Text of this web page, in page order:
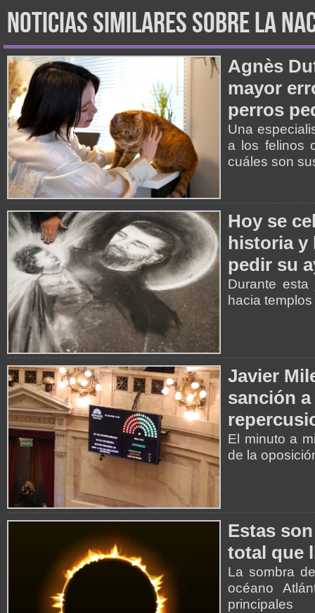
noticias similares sobre la
Agnès
mayor
perros
Una
a los felinos
cuáles son
Hoy se
historia y
pedir su
Durante esta
hacia
Javier
sanción
El minuto a
de la
Estas
total que
La sombra
océano
principales